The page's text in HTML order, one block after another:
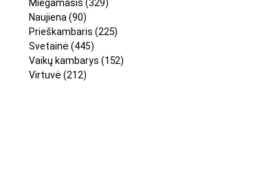
Miegamasis (329)
Naujiena (90)
Prieškambaris (225)
Svetainė (445)
Vaikų kambarys (152)
Virtuvė (212)